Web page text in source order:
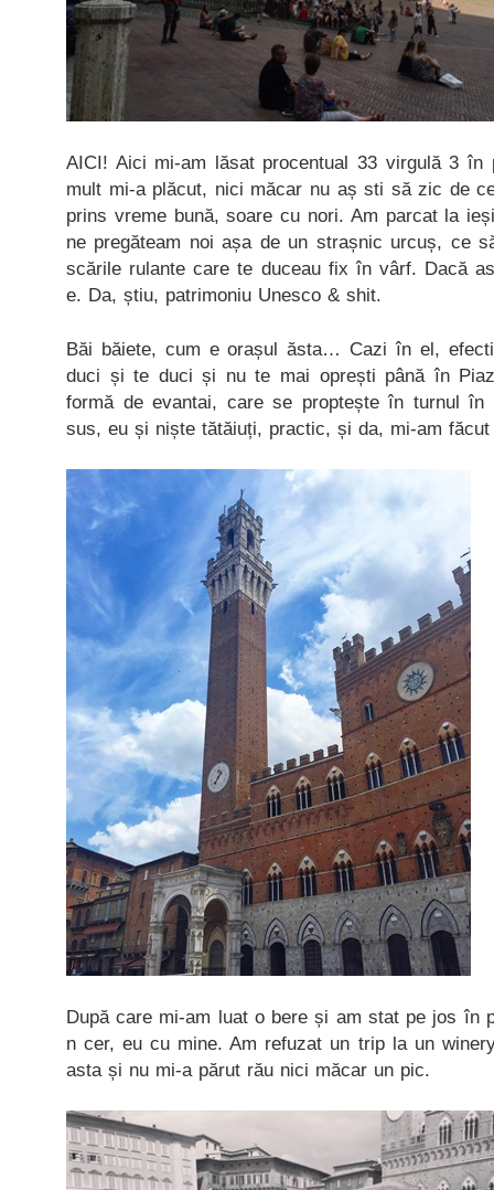
AICI! Aici mi-am lăsat procentual 33 virgulă 3 în
mult mi-a plăcut, nici măcar nu aș sti să zic de
prins vreme bună, soare cu nori. Am parcat la
ne pregăteam noi așa de un strașnic urcuș, ce
scările rulante care te duceau fix în vârf. Dacă
e. Da, știu, patrimoniu Unesco & shit.
Băi băiete, cum e orașul ăsta… Cazi în el,
duci și te duci și nu te mai oprești până în
formă de evantai, care se proptește în turnul în
sus, eu și niște tătăiuți, practic, și da, mi-am
După care mi-am luat o bere și am stat pe jos în
n cer, eu cu mine. Am refuzat un trip la un
asta și nu mi-a părut rău nici măcar un pic.